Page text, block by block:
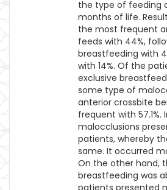
the type of feeding
months of life.
the most frequent
feeds with 44%,
breastfeeding with
with 14%. Of the
exclusive
some type of
anterior crossbite
frequent with
malocclusions
patients, whereby
same. It occurred
On the other hand,
breastfeeding was
patients presented